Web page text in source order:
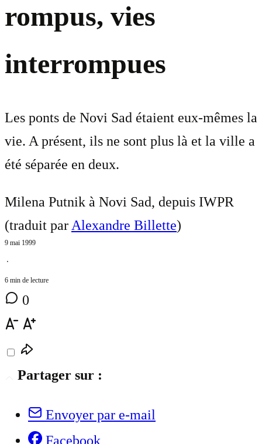
rompus, vies
interrompues
Les ponts de Novi Sad étaient eux-mêmes la
vie. A présent, ils ne sont plus là et la ville a
été séparée en deux.
Milena Putnik à Novi Sad, depuis IWPR
(traduit parAlexandre Billette)
9 mai 1999
⋅
6 min de lecture
0
Partager sur :
Envoyer par e-mail
Facebook